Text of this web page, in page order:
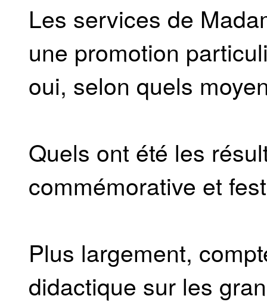
Les services de
une promotion
oui, selon quels
Quels ont été les
commémorative et
Plus largement,
didactique sur les